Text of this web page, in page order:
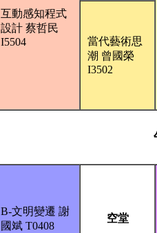
互動感知程式
設計 蔡哲民
I5504
當代藝術思
潮 曾國榮
I3502
B-文明變遷 謝
國斌 T0408
空堂